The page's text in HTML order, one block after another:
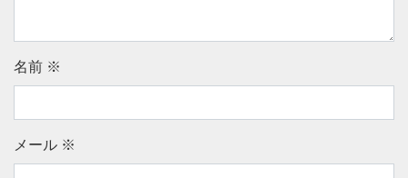
名前 ※
メール ※